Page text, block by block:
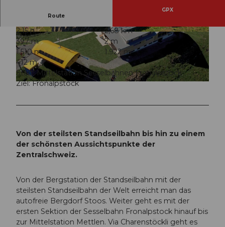
© Stoos-Muotatal Tourismus, Stoos-Muotatal Tourismus
© Stoos-Muotatal Tourismus, Stoos-Muotatal T
ourismus
© Beat Brechbühl, Stoos-Muotatal Tourismus
Route
GPX
2:15 h
2,68 km
397 m
2 m
1.510 m
1.922 m
412 m
Start: Mittelstation Sesselbahnen Fronalpstock
Ziel: Fronalpstock
Von der steilsten Standseilbahn bis hin zu einem
der schönsten Aussichtspunkte der
Zentralschweiz.
Von der Bergstation der Standseilbahn mit der
steilsten Standseilbahn der Welt erreicht man das
autofreie Bergdorf Stoos. Weiter geht es mit der
ersten Sektion der Sesselbahn Fronalpstock hinauf bis
zur Mittelstation Mettlen. Via Charenstöckli geht es